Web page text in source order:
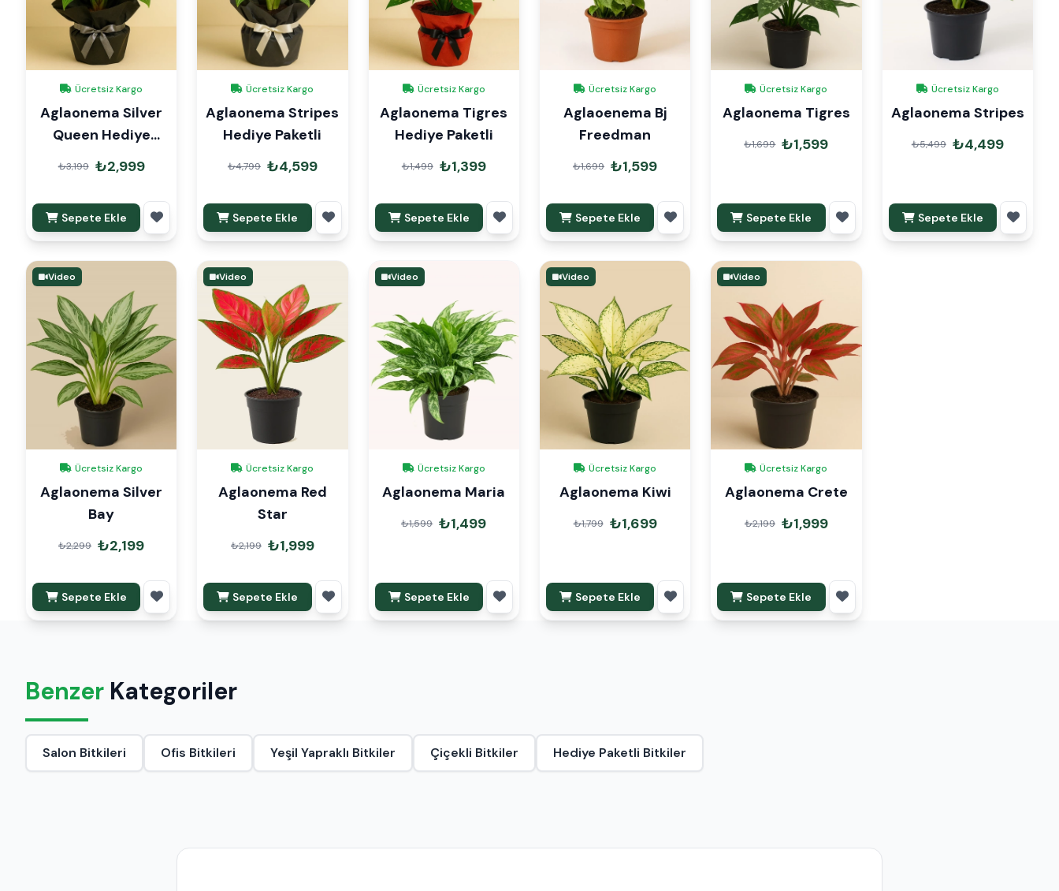
Ücretsiz Kargo
Aglaonema Silver
Queen Hediye
Paketli
₺3,199 ₺2,999
Sepete Ekle
Ücretsiz Kargo
Aglaonema Stripes
Hediye Paketli
₺4,799 ₺4,599
Sepete Ekle
Ücretsiz Kargo
Aglaonema Tigres
Hediye Paketli
₺1,499 ₺1,399
Sepete Ekle
Ücretsiz Kargo
Aglaoenema Bj
Freedman
₺1,699 ₺1,599
Sepete Ekle
Ücretsiz Kargo
Aglaonema Tigres
₺1,699 ₺1,599
Sepete Ekle
Ücretsiz Kargo
Aglaonema Stripes
₺5,499 ₺4,499
Sepete Ekle
Video
Ücretsiz Kargo
Aglaonema Silver
Bay
₺2,299 ₺2,199
Sepete Ekle
Video
Ücretsiz Kargo
Aglaonema Red
Star
₺2,199 ₺1,999
Sepete Ekle
Video
Ücretsiz Kargo
Aglaonema Maria
₺1,599 ₺1,499
Sepete Ekle
Video
Ücretsiz Kargo
Aglaonema Kiwi
₺1,799 ₺1,699
Sepete Ekle
Video
Ücretsiz Kargo
Aglaonema Crete
₺2,199 ₺1,999
Sepete Ekle
Benzer Kategoriler
Salon Bitkileri Ofis Bitkileri Yeşil Yapraklı Bitkiler Çiçekli Bitkiler Hediye Paketli Bitkiler